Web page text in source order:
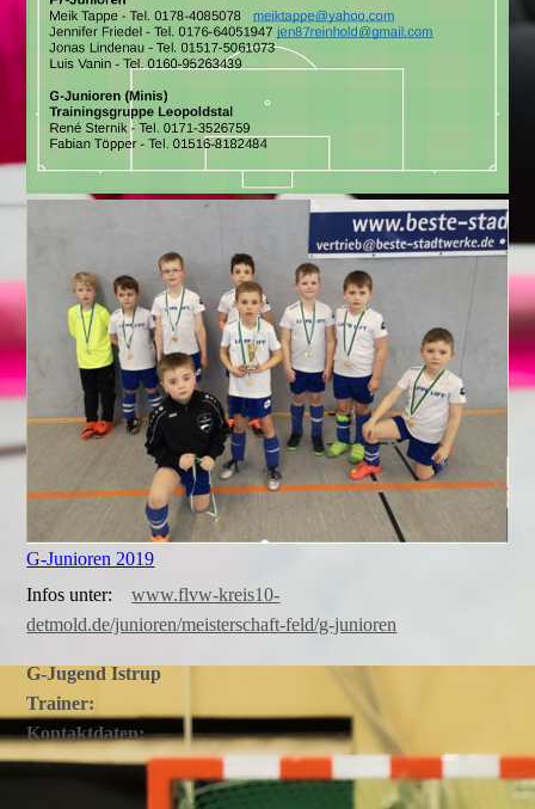
G-Junioren 2019
Infos unter:www.flvw-kreis10-
detmold.de/junioren/meisterschaft-feld/g-junioren
G-Jugend Istrup
Trainer:
Kontaktdaten: